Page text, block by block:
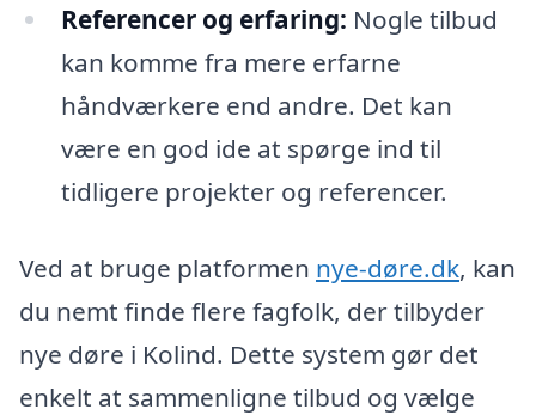
Referencer og erfaring: Nogle tilbud
kan komme fra mere erfarne
håndværkere end andre. Det kan
være en god ide at spørge ind til
tidligere projekter og referencer.
Ved at bruge platformen nye-døre.dk, kan
du nemt finde flere fagfolk, der tilbyder
nye døre i Kolind. Dette system gør det
enkelt at sammenligne tilbud og vælge